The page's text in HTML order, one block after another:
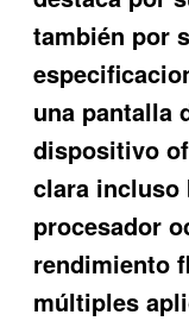
también por
una pantalla
dispositivo
clara incluso
procesador
rendimiento
múltiples